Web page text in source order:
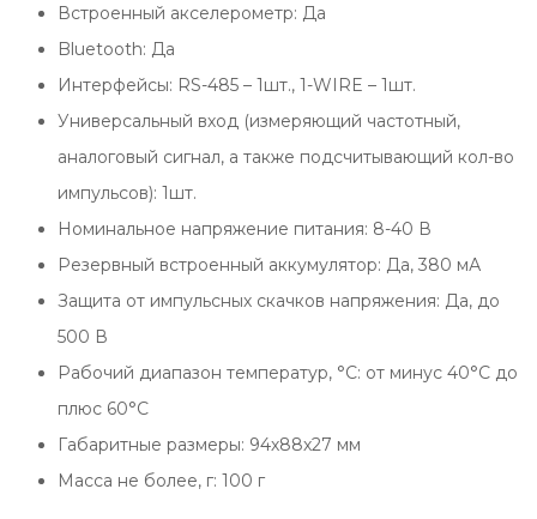
Встроенный акселерометр: Да
Bluetooth: Да
Интерфейсы: RS-485 – 1шт., 1-WIRE – 1шт.
Универсальный вход (измеряющий частотный,
аналоговый сигнал, а также подсчитывающий кол-во
импульсов): 1шт.
Номинальное напряжение питания: 8-40 В
Резервный встроенный аккумулятор: Да, 380 мА
Защита от импульсных скачков напряжения: Да, до
500 В
Рабочий диапазон температур, °С: от минус 40°С до
плюс 60°С
Габаритные размеры: 94х88х27 мм
Масса не более, г: 100 г